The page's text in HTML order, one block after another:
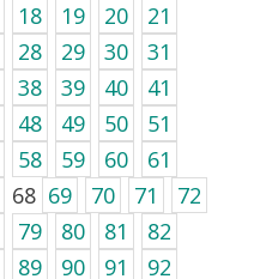
18 19 20
21
28 29 30
31
38 39 40
41
48 49 50
51
58 59 60
61
68 69 70 71
72
79 80 81
82
89 90 91
92